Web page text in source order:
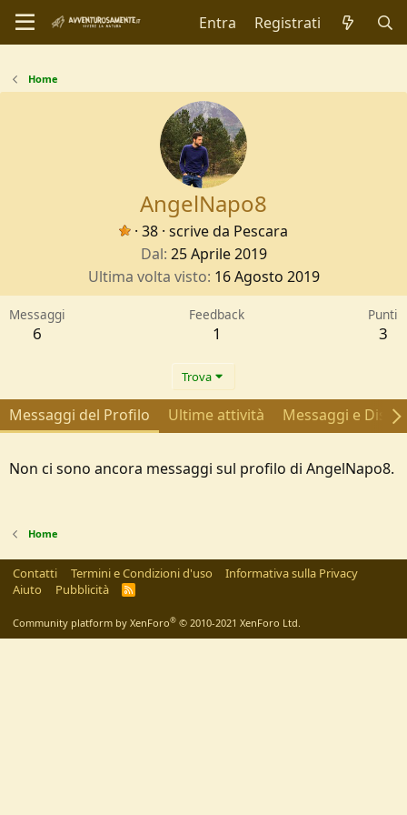
Entra Registrati
Home
AngelNapo8
· 38 · scrive da Pescara
Dal 25 Aprile 2019
Ultima volta visto 16 Agosto 2019
Messaggi
6
Feedback
1
Punti
3
Trova
Messaggi del Profilo Ultime attività Messaggi e
Non ci sono ancora messaggi sul profilo di AngelNapo8.
Home
Contatti Termini e Condizioni d'uso
Informativa sulla Privacy
Aiuto
Pubblicità
R
Community platform by XenForo® © 2010-2021 XenForo Ltd.